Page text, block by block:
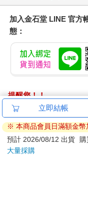
加入金石堂 LINE 官方
態：
提醒您！！
金石堂及銀行均不會請
ATM提款機，請不要聽
退換貨須知：
**提醒您，鑑賞期不等